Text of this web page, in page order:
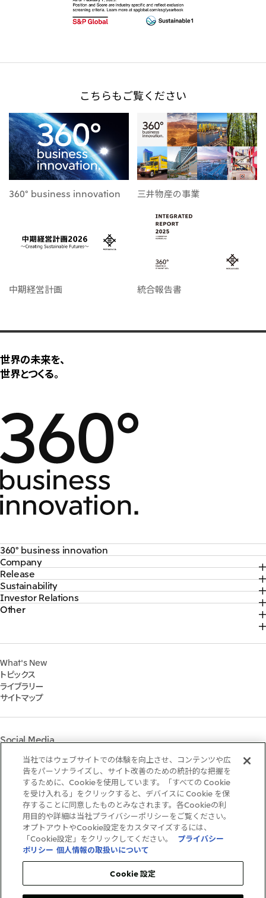
欧州三井物産株式会社
ベネルックス三井物産株式会社
CIS
三井物産モスクワ有限会社
アジア
アジア・大洋州三井物産株式会社
韓国三井物産株式会社
三井物産（上海）貿易有限公司
大洋州
こちらもご覧ください
360° business innovation 三井物産の事業
中期経営計画 統合報告書
世界の未来を、
世界とつくる。
360° business innovation
トップ
三井物産ブランド・プロジェクト
ソーシャルメディア公式アカウント一覧​
コンテンツ一覧
Company
トップ
社長メッセージ
三井物産について
三井物産の事業
Release
トップ
2026年
2025年
Sustainability
トップ
サステナビリティ最新情報
Social
Governance
マテリアリティ
イニシアティブへの参画
三井物産の人材マネジメント
社会貢献活動
ライブラリー
「三井物産の森」LEAPアプローチ
TCFDに基づく情報開示
Investor Relations
トップ
IR資料室
IR説明会
個人株主・投資家の皆様へ
株主・株式基本情報
IRカレンダー
Other
三井グループ350周年記念事業サイト
What's New
トピックス
ライブラリー
サイトマップ
Social Media
InstagramTwitter FacebookLinkedInYoutube
ご利用条件
推奨環境
個人情報保護方針
情報セキュリティ方針
ソーシャルメディア利用規約
当社ではウェブサイトでの体験を向上させ、コンテンツや広
告をパーソナライズし、サイト改善のための統計的な把握を
するために、Cookieを使用しています。「すべての Cookie
を受け入れる」をクリックすると、デバイスに Cookie を保
存することに同意したものとみなされます。各Cookieの利
用目的や詳細は当社プライバシーポリシーをご覧ください。
オプトアウトやCookie設定をカスタマイズするには、
「Cookie設定」をクリックしてください。
プライバシー
ポリシー 個人情報の取扱いについて
Cookie 設定